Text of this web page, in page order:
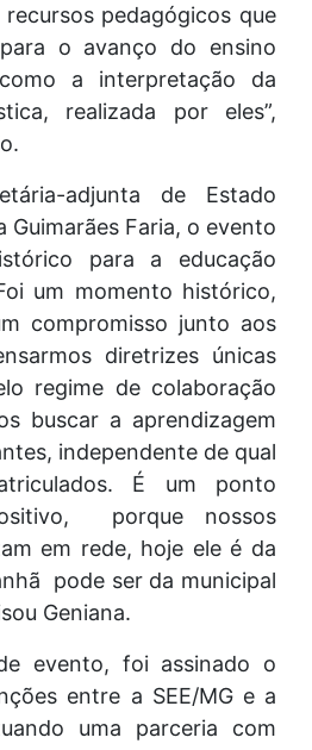
pedagógicos que
o avanço do ensino
a interpretação da
realizada por eles”,
adjunta de Estado
Guimarães Faria, o evento
para a educação
um momento histórico,
compromisso junto aos
diretrizes únicas
regime de colaboração
buscar a aprendizagem
independente de qual
É um ponto
porque nossos
em rede, hoje ele é da
pode ser da municipal
Geniana.
evento, foi assinado o
entre a SEE/MG e a
uma parceria com